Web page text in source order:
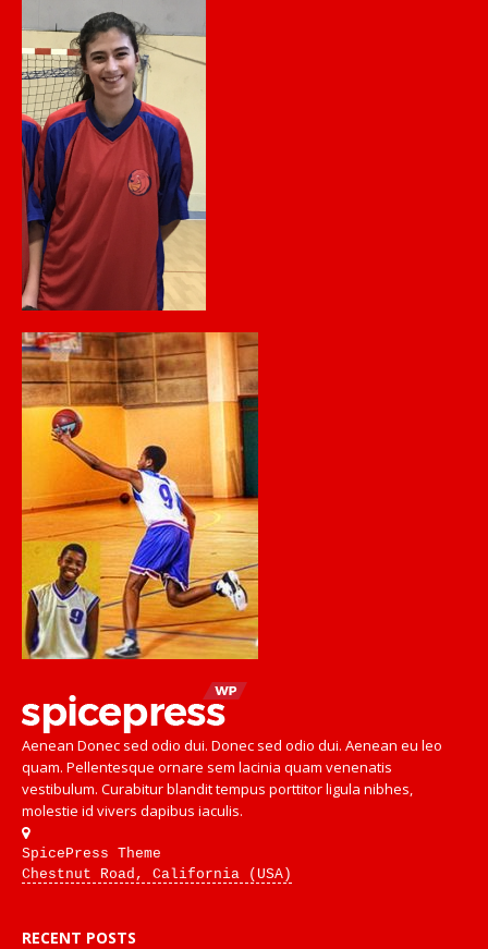
Aenean Donec sed odio dui. Donec sed odio dui. Aenean eu leo
quam. Pellentesque ornare sem lacinia quam venenatis
vestibulum. Curabitur blandit tempus porttitor ligula nibhes,
molestie id vivers dapibus iaculis.
SpicePress Theme
Chestnut Road, California (USA)
RECENT POSTS